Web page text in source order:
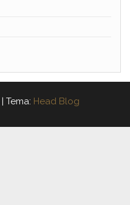
| Tema: Head Blog